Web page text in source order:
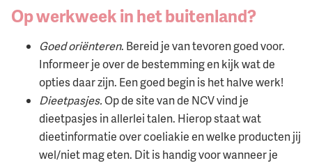
Op werkweek in het buitenland?
Goed oriënteren. Bereid je van tevoren goed voor.
Informeer je over de bestemming en kijk wat de
opties daar zijn. Een goed begin is het halve werk!
Dieetpasjes.Op de site van de NCV vind je
dieetpasjes in allerlei talen. Hierop staat wat
dieetinformatie over coeliakie en welke producten jij
wel/niet mag eten. Dit is handig voor wanneer je